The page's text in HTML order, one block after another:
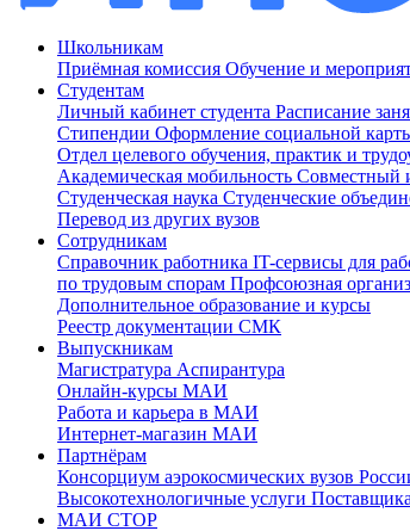
Школьникам
Приёмная комиссия Обучение и
Студентам
Личный кабинет студента Расписание
Стипендии Оформление социальной
Отдел целевого обучения, практик и
Академическая мобильность
Студенческая наука Студенческие
Перевод из других вузов
Сотрудникам
Cправочник работника IT-сервисы для
по трудовым спорам Профсоюзная
Дополнительное образование и курсы
Реестр документации СМК
Выпускникам
Магистратура Аспирантура
Онлайн-курсы МАИ
Работа и карьера в МАИ
Интернет-магазин МАИ
Партнёрам
Консорциум аэрокосмических вузов
Высокотехнологичные услуги
МАИ СТОР